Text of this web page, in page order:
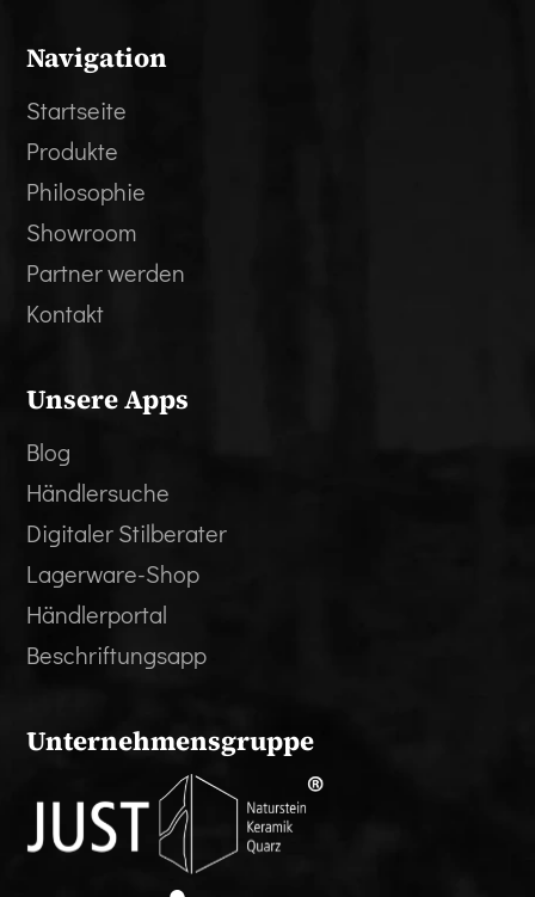
Navigation
Startseite
Produkte
Philosophie
Showroom
Partner werden
Kontakt
Unsere Apps
Blog
Händlersuche
Digitaler Stilberater
Lagerware-Shop
Händlerportal
Beschriftungsapp
Unternehmensgruppe